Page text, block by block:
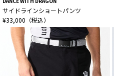
サイドラインショートパンツ
¥33,000（税込）